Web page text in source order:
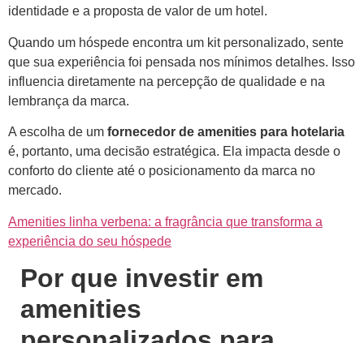
identidade e a proposta de valor de um hotel.
Quando um hóspede encontra um kit personalizado, sente
que sua experiência foi pensada nos mínimos detalhes. Isso
influencia diretamente na percepção de qualidade e na
lembrança da marca.
A escolha de um fornecedor de amenities para hotelaria
é, portanto, uma decisão estratégica. Ela impacta desde o
conforto do cliente até o posicionamento da marca no
mercado.
Amenities linha verbena: a fragrância que transforma a
experiência do seu hóspede
Por que investir em
amenities